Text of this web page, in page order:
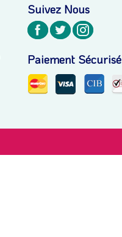
Suivez Nous
Paiement Sécurisé